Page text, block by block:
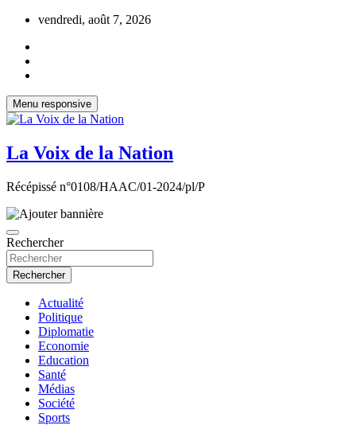
Aller
contenu
vendredi, août 7, 2026
Menu responsive
La Voix de la Nation
Récépissé n°0108/HAAC/01-2024/pl/P
Rechercher
Rechercher
Actualité
Politique
Diplomatie
Economie
Education
Santé
Médias
Société
Sports